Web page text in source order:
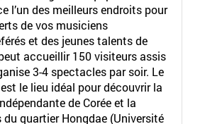
l’un des meilleurs endroits pour
de vos musiciens
et des jeunes talents de
accueillir 150 visiteurs assis
3-4 spectacles par soir. Le
le lieu idéal pour découvrir la
de Corée et la
quartier Hongdae (Université